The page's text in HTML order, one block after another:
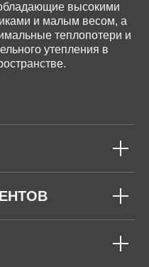
высокими
и малым весом, а
теплопотери и
утепления в